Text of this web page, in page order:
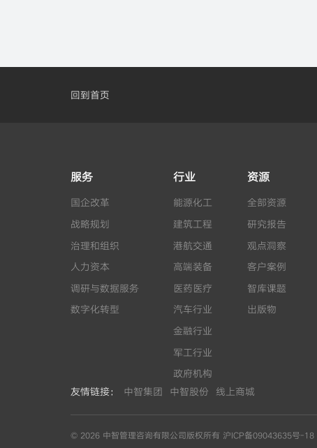
回到首页
服务
国企改革
战略规划
治理和组织
人力资本
调研与数据服务
数字化转型
行业
能源化工
建筑工程
港航交通
高端装备
医药医疗
汽车行业
金融行业
军工行业
政府机构
资源
全部资源
研究报告
观点洞察
客户案例
智库课题
出版物
友情链接： 中智集团 中智股份 线上商城
© 2026 中智管理咨询有限公司版权所有 沪ICP备09043635号-18